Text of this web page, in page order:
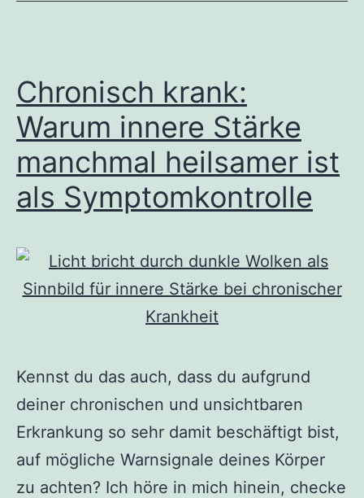
Chronisch krank:
Warum innere Stärke
manchmal heilsamer ist
als Symptomkontrolle
Kennst du das auch, dass du aufgrund
deiner chronischen und unsichtbaren
Erkrankung so sehr damit beschäftigt bist,
auf mögliche Warnsignale deines Körper
zu achten? Ich höre in mich hinein, checke